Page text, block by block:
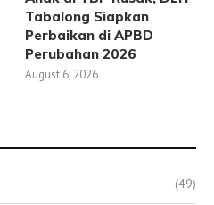
Tabalong Siapkan
Perbaikan di APBD
Perubahan 2026
August 6, 2026
(49)